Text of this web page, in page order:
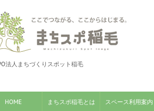
法人まちづくりスポット稲毛
HOME まちスポ稲毛とは スペース利用案内